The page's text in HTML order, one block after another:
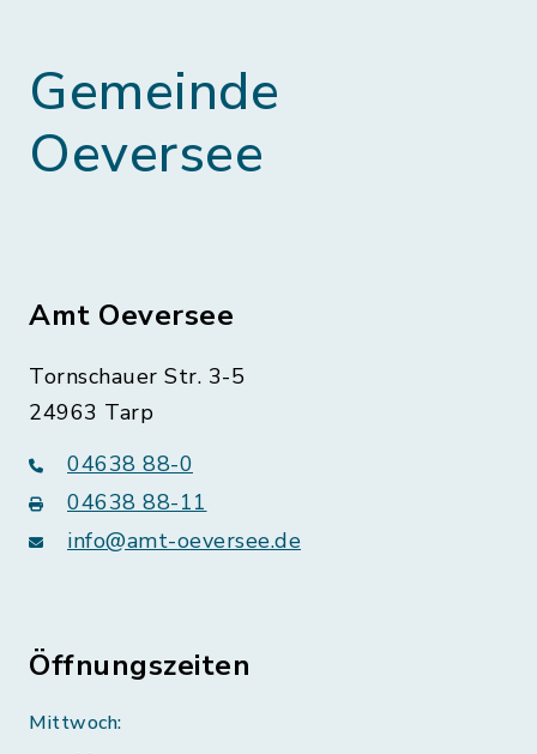
Gemeinde
Oeversee
Amt Oeversee
Tornschauer Str. 3-5
24963 Tarp
04638 88-0
04638 88-11
info@amt-oeversee.de
Öffnungszeiten
Mittwoch: